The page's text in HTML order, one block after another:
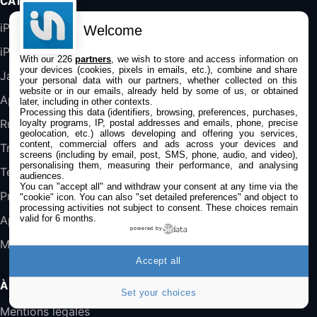
Blanc
489,99€
DeLonghi ECAM290.22.b
357,4€389,7€Cdiscount (Vendeur Tiers)
Jeu FIFA 20 sur PC (code à télécharger)
45,98€ 57,99€ Rue Du Commerce (Vendeur Tiers)
iPhone
iPad
Jailbreak
Applications
Rumeurs
Trucs & astuces
Tests
Promos
Apple
Mac
À PROPOS
Mentions légales
Welcome
With our 226partners , we wish to store and access information on
your devices (cookies, pixels in emails, etc.), combine and share
your personal data with our partners, whether collected on this
website or in our emails, already held by some of us, or obtained
later, including in other contexts.
Processing this data (identifiers, browsing, preferences, purchases,
loyalty programs, IP, postal addresses and emails, phone, precise
geolocation, etc.) allows developing and offering you services,
content, commercial offers and ads across your devices and
screens (including by email, post, SMS, phone, audio, and video),
personalising them, measuring their performance, and analysing
audiences.
You can "accept all" and withdraw your consent at any time via the
"cookie" icon. You can also "set detailed preferences" and object to
processing activities not subject to consent. These choices remain
valid for 6 months.
powered by
Set your choices
Accept all